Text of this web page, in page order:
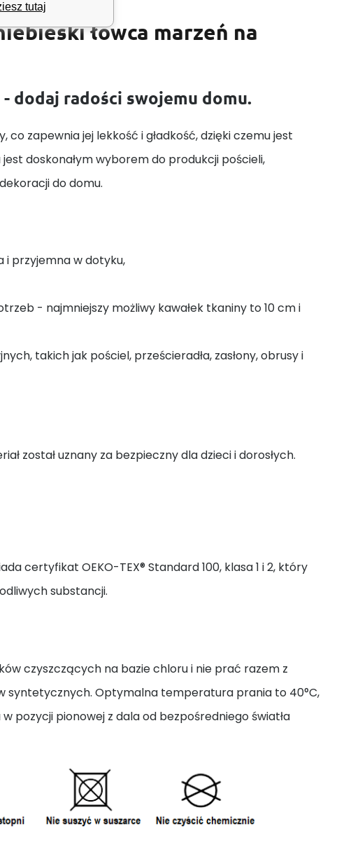
łowca marzeń na
dodaj radości swojemu domu.
co zapewnia jej lekkość i gładkość, dzięki czemu jest
doskonałym wyborem do produkcji pościeli,
do domu.
i przyjemna w dotyku,
- najmniejszy możliwy kawałek tkaniny to 10 cm i
takich jak pościel, prześcieradła, zasłony, obrusy i
został uznany za bezpieczny dla dzieci i dorosłych.
certyfikat OEKO-TEX® Standard 100, klasa 1 i 2, który
substancji.
czyszczących na bazie chloru i nie prać razem z
syntetycznych. Optymalna temperatura prania to 40°C,
pozycji pionowej z dala od bezpośredniego światła
tutaj